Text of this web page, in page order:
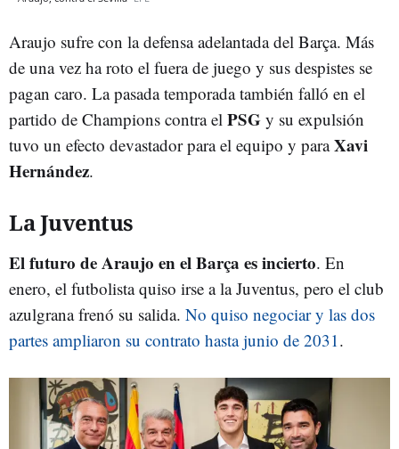
Araujo sufre con la defensa adelantada del Barça. Más
de una vez ha roto el fuera de juego y sus despistes se
pagan caro. La pasada temporada también falló en el
partido de Champions contra el PSG y su expulsión
tuvo un efecto devastador para el equipo y paraXavi
Hernández.
La Juventus
El futuro de Araujo en el Barça es incierto. En
enero, el futbolista quiso irse a la Juventus, pero el club
azulgrana frenó su salida. No quiso negociar y las dos
partes ampliaron su contrato hasta junio de 2031 .